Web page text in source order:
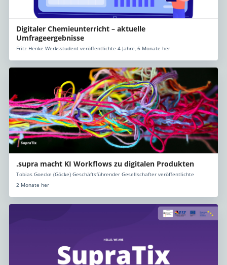
Digitaler Chemieunterricht – aktuelle
Umfrageergebnisse
Fritz Henke Werksstudent veröffentlichte 4 Jahre, 6 Monate her
.supra macht KI Workflows zu digitalen Produkten
Tobias Goecke (Göcke) Geschäftsführender Gesellschafter veröffentlichte
2 Monate her